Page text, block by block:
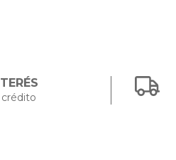
crédito